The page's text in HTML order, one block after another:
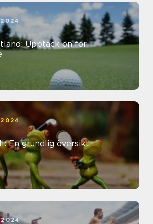
Upptäck ön för
En grundlig översikt